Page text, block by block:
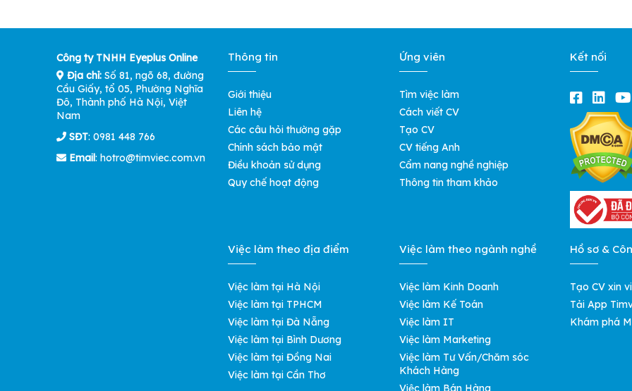
Công ty TNHH Eyeplus Online
Địa chỉ: Số 81, ngõ 68, đường
Cầu Giấy, tổ 05, Phường Nghĩa
Đô, Thành phố Hà Nội, Việt
Nam
SĐT: 0981 448 766
Email: hotro@timviec.com.vn
Thông tin
Giới thiệu
Liên hệ
Các câu hỏi thường gặp
Chính sách bảo mật
Điều khoản sử dụng
Quy chế hoạt động
Ứng viên
Tìm việc làm
Cách viết CV
Tạo CV
CV tiếng Anh
Cẩm nang nghề nghiệp
Thông tin tham khảo
Kết nối
Việc làm theo địa điểm
Việc làm tại Hà Nội
Việc làm tại TPHCM
Việc làm tại Đà Nẵng
Việc làm tại Bình Dương
Việc làm tại Đồng Nai
Việc làm tại Cần Thơ
Việc làm theo ngành nghề
Việc làm Kinh Doanh
Việc làm Kế Toán
Việc làm IT
Việc làm Marketing
Việc làm Tư Vấn/Chăm sóc
Khách Hàng
Việc làm Bán Hàng
Hồ sơ &
Tạo CV xin
Tải App
Khám phá